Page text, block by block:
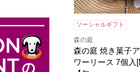
ソーシャルギフト
森の庭
森の庭 焼き菓子
ワーリース 7個入